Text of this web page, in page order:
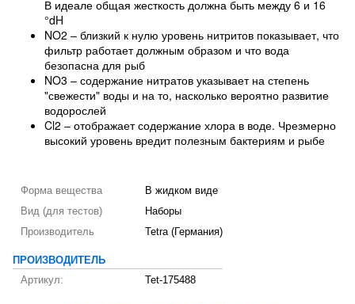
В идеале общая жесткость должна быть между 6 и 16
°dH
NO2 – близкий к нулю уровень нитритов показывает, что
фильтр работает должным образом и что вода
безопасна для рыб
NO3 – содержание нитратов указывает на степень
"свежести" воды и на то, насколько вероятно развитие
водорослей
Cl2 – отображает содержание хлора в воде. Чрезмерно
высокий уровень вредит полезным бактериям и рыбе
Форма вещества
В жидком виде
Вид (для тестов)
Наборы
Производитель
Tetra (Германия)
ПРОИЗВОДИТЕЛЬ
Артикул:
Tet-175488